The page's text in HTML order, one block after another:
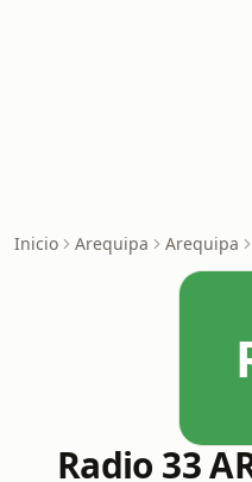
Inicio Arequipa Arequipa
Radio 33